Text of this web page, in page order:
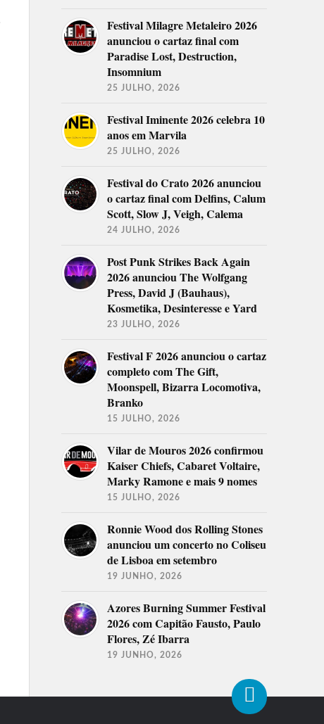
Festival Milagre Metaleiro 2026
anunciou o cartaz final com
Paradise Lost, Destruction,
Insomnium
25 JULHO, 2026
Festival Iminente 2026 celebra 10
anos em Marvila
25 JULHO, 2026
Festival do Crato 2026 anunciou
o cartaz final com Delfins, Calum
Scott, Slow J, Veigh, Calema
24 JULHO, 2026
Post Punk Strikes Back Again
2026 anunciou The Wolfgang
Press, David J (Bauhaus),
Kosmetika, Desinteresse e Yard
23 JULHO, 2026
Festival F 2026 anunciou o cartaz
completo com The Gift,
Moonspell, Bizarra Locomotiva,
Branko
15 JULHO, 2026
Vilar de Mouros 2026 confirmou
Kaiser Chiefs, Cabaret Voltaire,
Marky Ramone e mais 9 nomes
15 JULHO, 2026
Ronnie Wood dos Rolling Stones
anunciou um concerto no Coliseu
de Lisboa em setembro
19 JUNHO, 2026
Azores Burning Summer Festival
2026 com Capitão Fausto, Paulo
Flores, Zé Ibarra
19 JUNHO, 2026